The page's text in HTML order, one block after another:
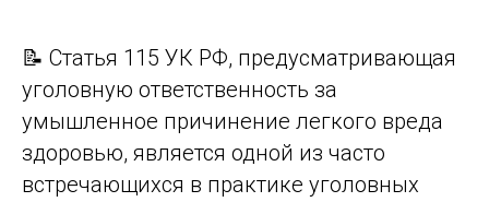
📝 Статья 115 УК РФ, предусматривающая
уголовную ответственность за
умышленное причинение легкого вреда
здоровью, является одной из часто
встречающихся в практике уголовных